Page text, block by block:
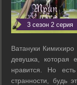
3 сезон 2 серия
Ватануки
девушка, которая
нравится. Но
странности, будь